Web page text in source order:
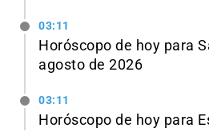
03:11
Horóscopo de hoy para
agosto de 2026
03:11
Horóscopo de hoy para